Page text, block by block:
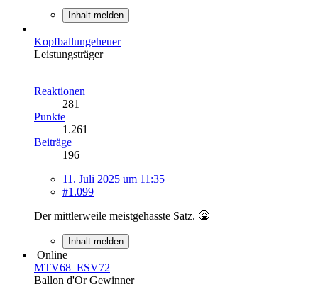
Inhalt melden
Kopfballungeheuer
Leistungsträger
Reaktionen
281
Punkte
1.261
Beiträge
196
11. Juli 2025 um 11:35
#1.099
Der mittlerweile meistgehasste Satz. 🤮
Inhalt melden
Online
MTV68_ESV72
Ballon d'Or Gewinner